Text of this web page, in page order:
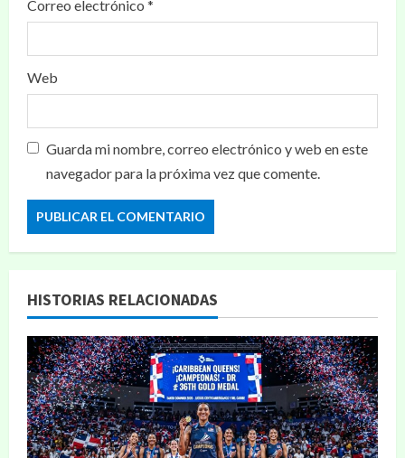
Correo electrónico *
Web
Guarda mi nombre, correo electrónico y web en este
navegador para la próxima vez que comente.
HISTORIAS RELACIONADAS